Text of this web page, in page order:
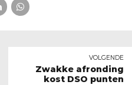
VOLGENDE
Zwakke afronding
kost DSO punten